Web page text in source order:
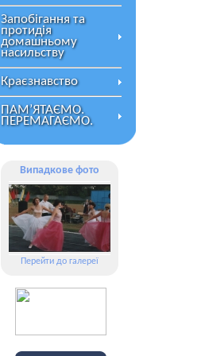
Запобігання та
протидія
домашньому
насильству
Краєзнавство
ПАМ’ЯТАЄМО.
ПЕРЕМАГАЄМО.
Випадкове фото
Перейти до галереї